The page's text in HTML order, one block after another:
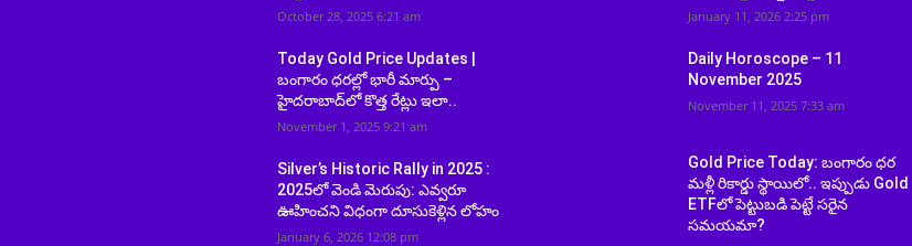
October 28, 2025 6:21 am
Today Gold Price Updates |
బంగారం ధరల్లో భారీ మార్పు –
హైదరాబాద్‌లో కొత్త రేట్లు ఇలా..
November 1, 2025 9:21 am
Silver’s Historic Rally in 2025 :
2025లో వెండి మెరుపు: ఎవ్వరూ
ఊహించని విధంగా దూసుకెళ్లిన లోహం
January 6, 2026 12:08 pm
January 11, 2026 2:25 pm
Daily Horoscope – 11
November 2025
November 11, 2025 7:33 am
Gold Price Today: బంగారం ధర
మళ్లీ రికార్డు స్థాయిలో.. ఇప్పుడు Gold
ETFలో పెట్టుబడి పెట్టే సరైన
సమయమా?